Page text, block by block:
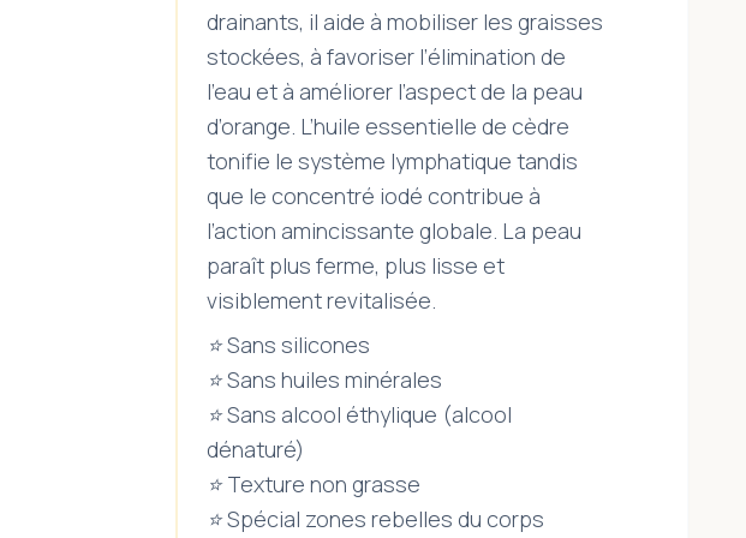
drainants, il aide à mobiliser les graisses
stockées, à favoriser l’élimination de
l’eau et à améliorer l’aspect de la peau
d’orange. L’huile essentielle de cèdre
tonifie le système lymphatique tandis
que le concentré iodé contribue à
l’action amincissante globale. La peau
paraît plus ferme, plus lisse et
visiblement revitalisée.
⭐ Sans silicones
⭐ Sans huiles minérales
⭐ Sans alcool éthylique (alcool
dénaturé)
⭐ Texture non grasse
⭐ Spécial zones rebelles du corps